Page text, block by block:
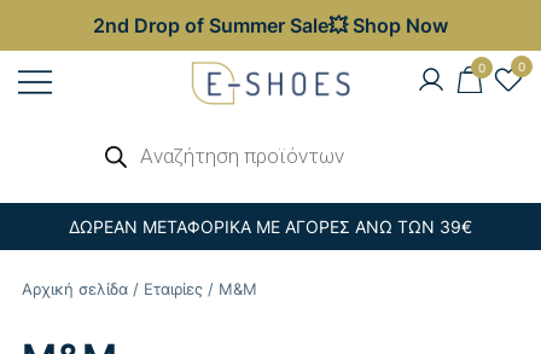
2nd Drop of Summer Sale💥 Shop Now
Παπούτσια – Επώνυμες Τσάντες στις
0 0
προϊόντων
ΔΩΡΕΑΝ ΜΕΤΑΦΟΡΙΚΑ ΜΕ ΑΓΟΡΕΣ ΑΝΩ ΤΩΝ 39€
Αρχική σελίδα / Εταιρίες / M&M